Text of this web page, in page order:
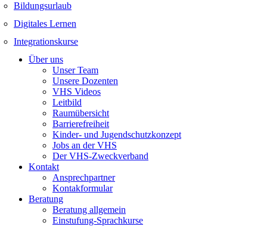
Bildungsurlaub
Digitales Lernen
Integrationskurse
Über uns
Unser Team
Unsere Dozenten
VHS Videos
Leitbild
Raumübersicht
Barrierefreiheit
Kinder- und Jugendschutzkonzept
Jobs an der VHS
Der VHS-Zweckverband
Kontakt
Ansprechpartner
Kontakformular
Beratung
Beratung allgemein
Einstufung-Sprachkurse